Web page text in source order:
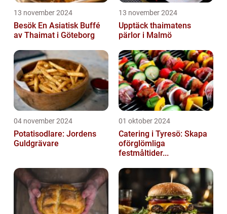
13 november 2024
Besök En Asiatisk Buffé
av Thaimat i Göteborg
13 november 2024
Upptäck thaimatens
pärlor i Malmö
04 november 2024
Potatisodlare: Jordens
Guldgrävare
01 oktober 2024
Catering i Tyresö: Skapa
oförglömliga
festmåltider...